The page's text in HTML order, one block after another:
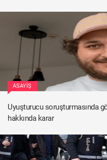
ASAYIŞ
Uyuşturucu soruşturmasında
hakkında karar